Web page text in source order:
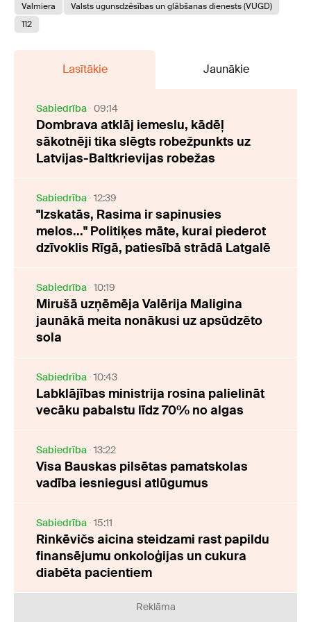
Valmiera
Valsts ugunsdzēsības un glābšanas dienests (VUGD)
112
Lasītākie Jaunākie
Sabiedrība 09:14
Dombrava atklāj iemeslu, kādēļ
sākotnēji tika slēgts robežpunkts uz
Latvijas-Baltkrievijas robežas
Sabiedrība 12:39
"Izskatās, Rasima ir sapinusies
melos..." Politiķes māte, kurai piederot
dzīvoklis Rīgā, patiesībā strādā Latgalē
Sabiedrība 10:19
Mirušā uzņēmēja Valērija Maligina
jaunākā meita nonākusi uz apsūdzēto
sola
Sabiedrība 10:43
Labklājības ministrija rosina palielināt
vecāku pabalstu līdz 70% no algas
Sabiedrība 13:22
Visa Bauskas pilsētas pamatskolas
vadība iesniegusi atlūgumus
Sabiedrība 15:11
Rinkēvičs aicina steidzami rast papildu
finansējumu onkoloģijas un cukura
diabēta pacientiem
Reklāma